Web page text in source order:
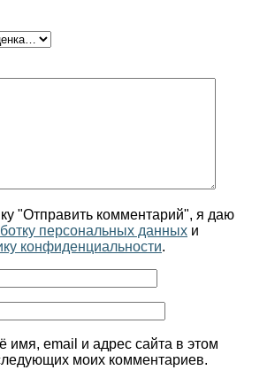
"Отправить комментарий", я даю
персональных данных и
конфиденциальности.
имя, email и адрес сайта в этом
моих комментариев.